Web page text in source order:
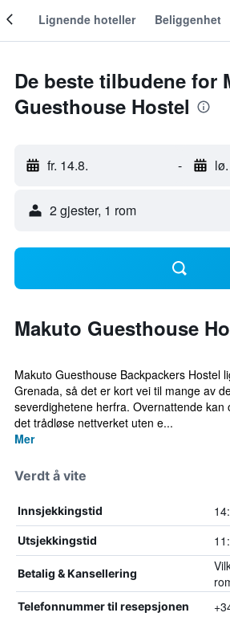
Lignende hoteller Beliggenhet
De beste tilbudene for
Guesthouse Hostel
fr. 14.8. -
2 gjester, 1 rom
Makuto Guesthouse
Makuto Guesthouse Backpackers Hostel
Grenada, så det er kort vei til mange av
severdighetene herfra. Overnattende kan
det trådløse nettverket uten e...
Mer
Verdt å vite
Innsjekkingstid
Utsjekkingstid
Betalig & Kansellering
Telefonnummer til resepsjonen